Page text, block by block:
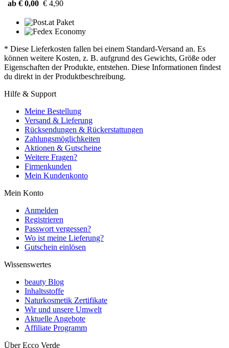
ab € 0,00 € 4,90
* Diese Lieferkosten fallen bei einem Standard-Versand an. Es
können weitere Kosten, z. B. aufgrund des Gewichts, Größe oder
Eigenschaften der Produkte, entstehen. Diese Informationen findest
du direkt in der Produktbeschreibung.
Hilfe & Support
Meine Bestellung
Versand & Lieferung
Rücksendungen & Rückerstattungen
Zahlungsmöglichkeiten
Aktionen & Gutscheine
Weitere Fragen?
Firmenkunden
Mein Kundenkonto
Mein Konto
Anmelden
Registrieren
Passwort vergessen?
Wo ist meine Lieferung?
Gutschein einlösen
Wissenswertes
beauty Blog
Inhaltsstoffe
Naturkosmetik Zertifikate
Wir und unsere Umwelt
Aktuelle Angebote
Affiliate Programm
Über Ecco Verde